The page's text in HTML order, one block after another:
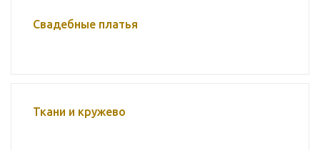
Свадебные платья
Ткани и кружево